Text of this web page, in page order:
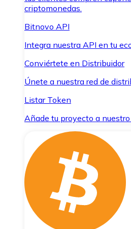
criptomonedas.
Bitnovo API
Integra nuestra API en tu
Conviértete en Distribuidor
Únete a nuestra red de
Listar Token
Añade tu proyecto a